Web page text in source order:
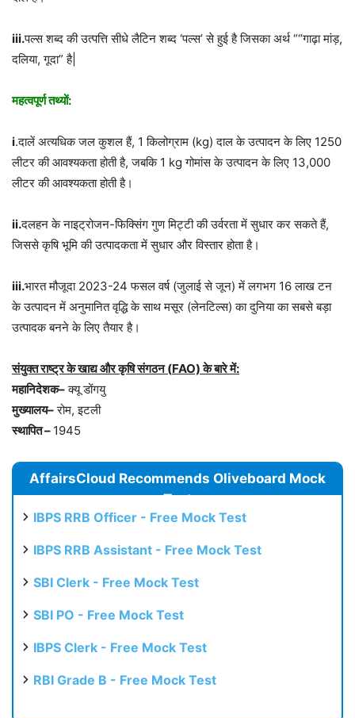
iii.पल्स शब्द की उत्पत्ति सीधे लैटिन शब्द ‘पल्स’ से हुई है जिसका अर्थ ““गाढ़ा मांड़,
दलिया, गूदा” है|
महत्वपूर्ण तथ्यों:
i.दालें अत्यधिक जल कुशल हैं, 1 किलोग्राम (kg) दाल के उत्पादन के लिए 1250
लीटर की आवश्यकता होती है, जबकि 1 kg गोमांस के उत्पादन के लिए 13,000
लीटर की आवश्यकता होती है।
ii.दलहन के नाइट्रोजन-फिक्सिंग गुण मिट्टी की उर्वरता में सुधार कर सकते हैं,
जिससे कृषि भूमि की उत्पादकता में सुधार और विस्तार होता है।
iii.भारत मौजूदा 2023-24 फसल वर्ष (जुलाई से जून) में लगभग 16 लाख टन
के उत्पादन में अनुमानित वृद्धि के साथ मसूर (लेनटिल्स) का दुनिया का सबसे बड़ा
उत्पादक बनने के लिए तैयार है।
संयुक्त राष्ट्र के खाद्य और कृषि संगठन (FAO)के बारे में:
महानिदेशक–क्यू डोंगयु
मुख्यालय–रोम, इटली
स्थापित – 1945
AffairsCloud Recommends Oliveboard Mock
Test
IBPS RRB Officer - Free Mock Test
IBPS RRB Assistant - Free Mock Test
SBI Clerk - Free Mock Test
SBI PO - Free Mock Test
IBPS Clerk - Free Mock Test
RBI Grade B - Free Mock Test